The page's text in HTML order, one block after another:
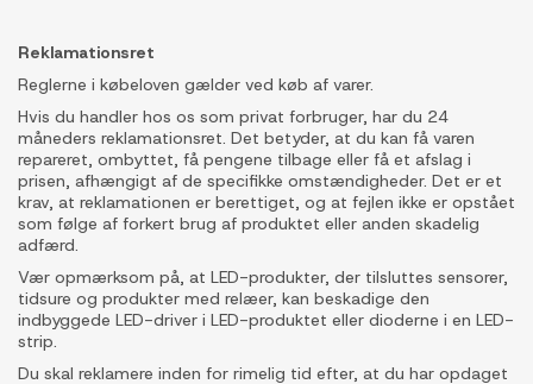
Reklamationsret
Reglerne i købeloven gælder ved køb af varer.
Hvis du handler hos os som privat forbruger, har du 24
måneders reklamationsret. Det betyder, at du kan få varen
repareret, ombyttet, få pengene tilbage eller få et afslag i
prisen, afhængigt af de specifikke omstændigheder. Det er et
krav, at reklamationen er berettiget, og at fejlen ikke er opstået
som følge af forkert brug af produktet eller anden skadelig
adfærd.
Vær opmærksom på, at LED-produkter, der tilsluttes sensorer,
tidsure og produkter med relæer, kan beskadige den
indbyggede LED-driver i LED-produktet eller dioderne i en LED-
strip.
Du skal reklamere inden for rimelig tid efter, at du har opdaget